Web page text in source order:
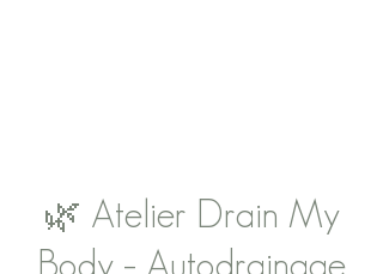
🌿 Atelier Drain My
Body – Autodrainage